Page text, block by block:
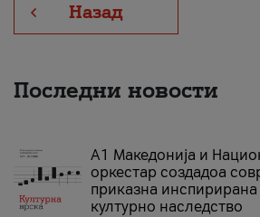
Назад
Последни новости
А1 Македонија и
оркестар создадоа
приказна
културно наследство